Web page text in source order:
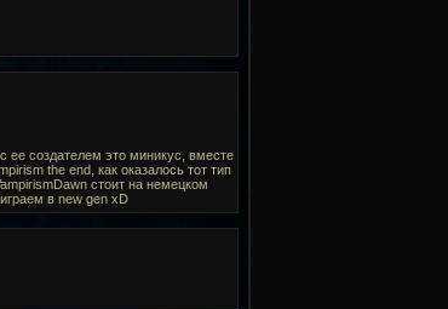
ее создателем это миникус, вместе
the end, как оказалось тот тип
стоит на немецком
в new gen xD